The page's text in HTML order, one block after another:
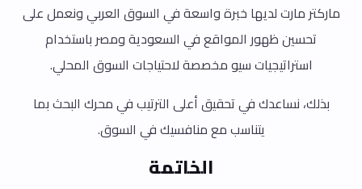
ماركتر مارت لديها خبرة واسعة في السوق العربي ونعمل على
تحسين ظهور المواقع في السعودية ومصر باستخدام
استراتيجيات سيو مخصصة لاحتياجات السوق المحلي.
بذلك، نساعدك في تحقيق أعلى الترتيب في محرك البحث بما
يتناسب مع منافسيك في السوق.
الخاتمة